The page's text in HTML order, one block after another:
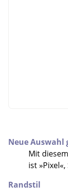
Neue Auswahl
Mit
ist
Randstil